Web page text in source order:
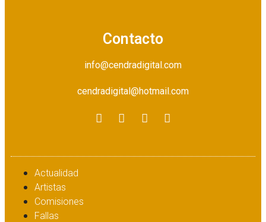
Contacto
info@cendradigital.com
cendradigital@hotmail.com
Actualidad
Artistas
Comisiones
Fallas